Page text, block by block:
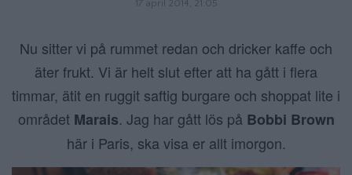
17 april 2014, 21:05
Nu sitter vi på rummet redan och dricker kaffe och
äter frukt. Vi är helt slut efter att ha gått i flera
timmar, ätit en ruggit saftig burgare och shoppat lite i
området Marais. Jag har gått lös på Bobbi Brown
här i Paris, ska visa er allt imorgon.